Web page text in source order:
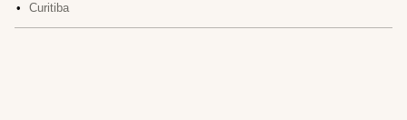
• Curitiba